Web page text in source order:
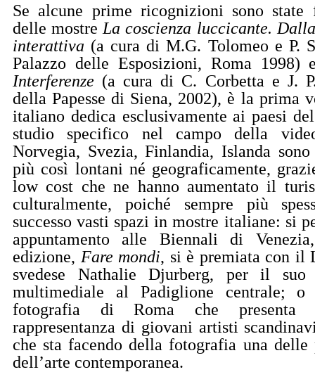
Se alcune prime ricognizioni sono state
delle mostre La coscienza luccicante.
interattiva (a cura di M.G. Tolomeo e P.
Palazzo delle Esposizioni, Roma 1998)
Interferenze (a cura di C. Corbetta e J.
della Papesse di Siena, 2002), è la prima
italiano dedica esclusivamente ai paesi
studio specifico nel campo della
Norvegia, Svezia, Finlandia, Islanda
più così lontani né geograficamente,
low cost che ne hanno aumentato il
culturalmente, poiché sempre più
successo vasti spazi in mostre italiane: si
appuntamento alle Biennali di
edizione, Fare mondi, si è premiata con il
svedese Nathalie Djurberg, per il suo
multimediale al Padiglione centrale;
fotografia di Roma che presenta
rappresentanza di giovani artisti
che sta facendo della fotografia una delle
dell’arte contemporanea.